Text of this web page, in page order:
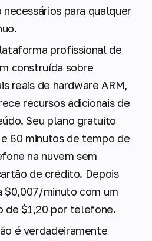
necessários para qualquer
profissional de
construída sobre
reais de hardware ARM,
recursos adicionais de
Seu plano gratuito
60 minutos de tempo de
na nuvem sem
de crédito. Depois
$0,007/minuto com um
de $1,20 por telefone.
é verdadeiramente